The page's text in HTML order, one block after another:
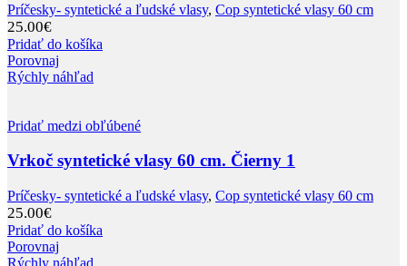
Príčesky- syntetické a ľudské vlasy, Cop syntetické vlasy 60 cm
25.00€
Pridať do košíka
Porovnaj
Rýchly náhľad
Pridať medzi obľúbené
Vrkoč syntetické vlasy 60 cm. Čierny 1
Príčesky- syntetické a ľudské vlasy, Cop syntetické vlasy 60 cm
25.00€
Pridať do košíka
Porovnaj
Rýchly náhľad